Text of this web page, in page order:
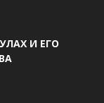
И ЕГО